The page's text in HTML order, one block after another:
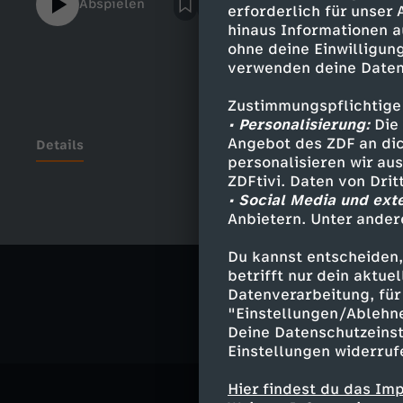
erforderlich für unser
hinaus Informationen
ohne deine
verwenden deine
• Personalisierung:Die
Angebot des ZDF an
personalisieren wir
ZDFtivi. Daten von
• Social Media und
Anbietern. Unter
Du kannst
betrifft nur dein
Datenverarbeitung,
"Einstellungen/
Deine
Einstellungen
Hier findest du das
https://www.instagram.com/
Website: https://go.funk.nethttps://
MICH https://www.youtube.com/c/
Instagram - http://instagram.com/
http://twitter.com/phillaude​​​​​​​​​ Facebook -
http://facebook.com/
------------- Autoren:Phil LaudeNiklas
---------------------- Meine Squad:Pesh
https://www.instagram.com/peshramin/
https://www.instagram.com/
Alina Lück https://www.instagram.com/
Abspielen
Details
Ähnliche
Comedy